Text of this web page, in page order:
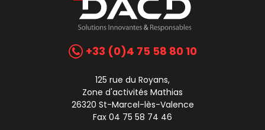
+33 (0)4 75 58 80 10
125 rue du Royans,
Zone d'activités Mathias
26320 St-Marcel-lès-Valence
Fax 04 75 58 74 46